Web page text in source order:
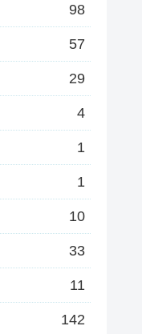
98
57
29
4
1
1
10
33
11
142